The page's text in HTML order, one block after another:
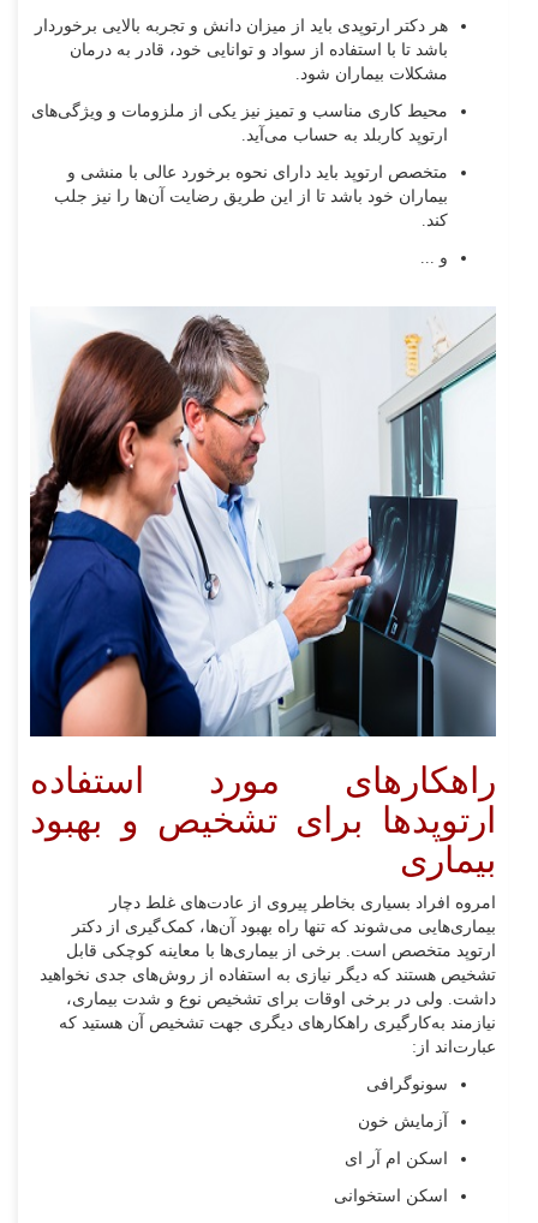
هر دکتر ارتوپدی باید از میزان دانش و تجربه بالایی برخوردار
باشد تا با استفاده از سواد و توانایی خود، قادر به درمان
مشکلات بیماران شود.
محیط کاری مناسب و تمیز نیز یکی از ملزومات و ویژگی‌های
ارتوپد کاربلد به حساب می‌آید.
متخصص ارتوپد باید دارای نحوه برخورد عالی با منشی و
بیماران خود باشد تا از این طریق رضایت آن‌ها را نیز جلب
کند.
و ...
راهکارهای مورد استفاده
ارتوپدها برای تشخیص و بهبود
بیماری‌
امروه افراد بسیاری بخاطر پیروی از عادت‌های غلط دچار
بیماری‌هایی می‌شوند که تنها راه بهبود آن‌ها، کمک‌گیری از دکتر
ارتوپد متخصص است. برخی از بیماری‌ها با معاینه کوچکی قابل
تشخیص هستند که دیگر نیازی به استفاده از روش‌های جدی نخواهید
داشت. ولی در برخی اوقات برای تشخیص نوع و شدت بیماری،
نیازمند به‌کارگیری راهکارهای دیگری جهت تشخیص آن هستید که
عبارت‌اند از:
سونوگرافی
آزمایش خون
اسکن ام آر ای
اسکن استخوانی